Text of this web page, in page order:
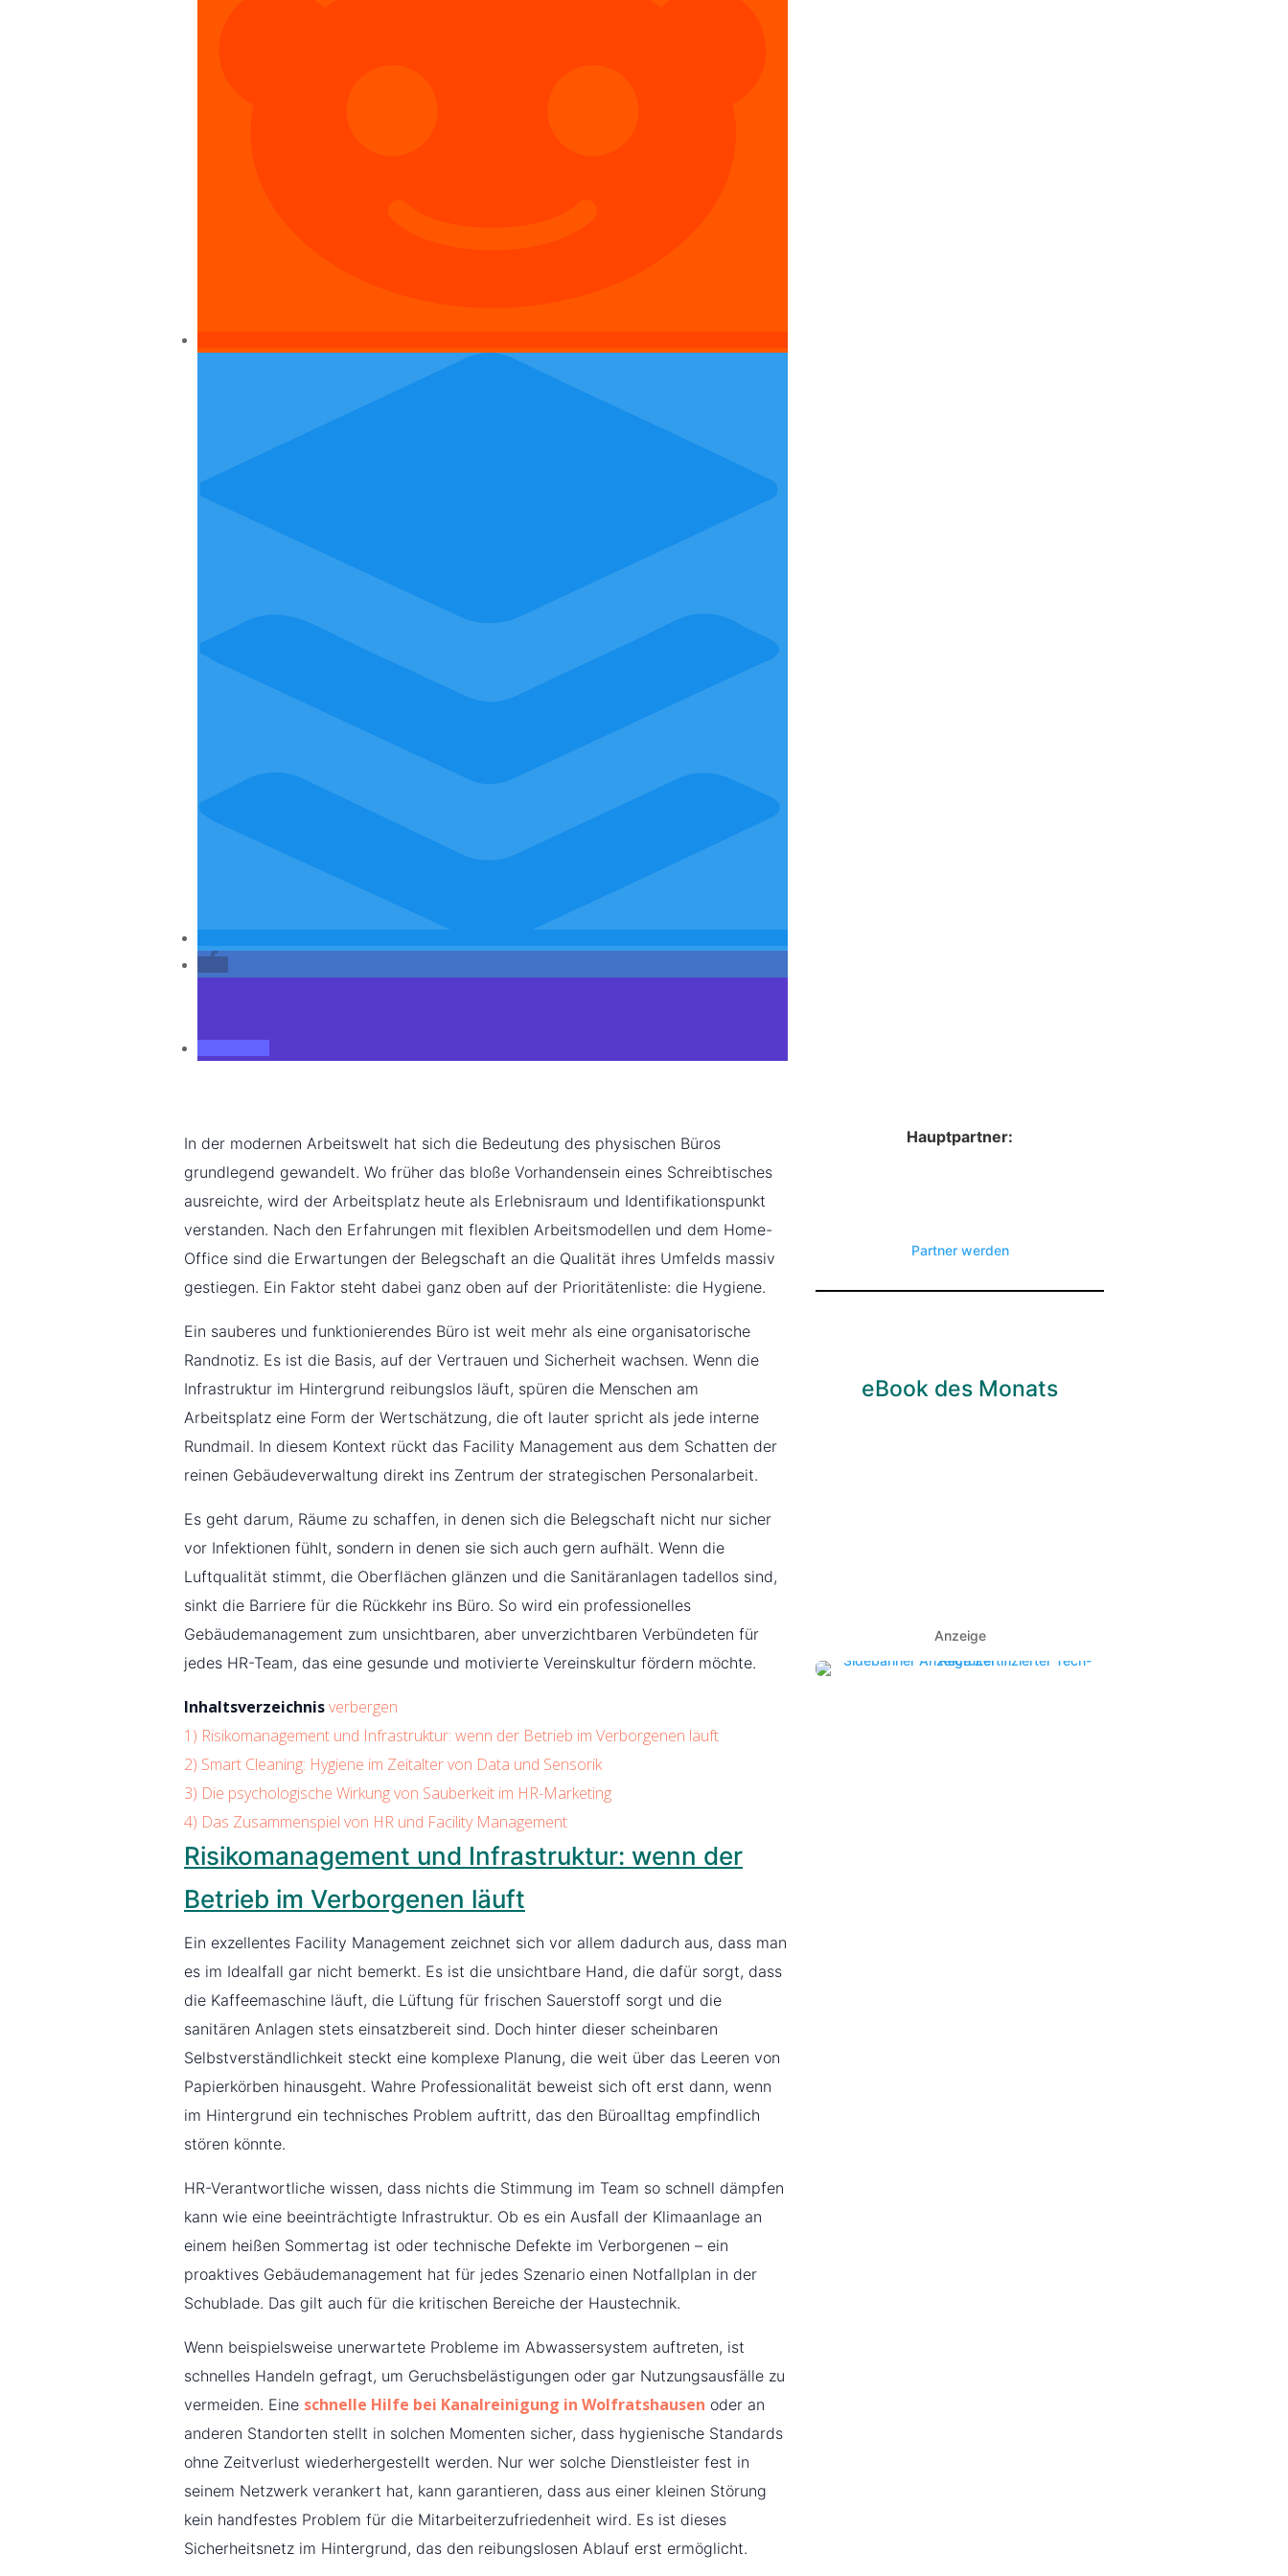
In der modernen Arbeitswelt hat sich die Bedeutung des physischen Büros
grundlegend gewandelt. Wo früher das bloße Vorhandensein eines Schreibtisches
ausreichte, wird der Arbeitsplatz heute als Erlebnisraum und Identifikationspunkt
verstanden. Nach den Erfahrungen mit flexiblen Arbeitsmodellen und dem Home-
Office sind die Erwartungen der Belegschaft an die Qualität ihres Umfelds massiv
gestiegen. Ein Faktor steht dabei ganz oben auf der Prioritätenliste: die Hygiene.
Ein sauberes und funktionierendes Büro ist weit mehr als eine organisatorische
Randnotiz. Es ist die Basis, auf der Vertrauen und Sicherheit wachsen. Wenn die
Infrastruktur im Hintergrund reibungslos läuft, spüren die Menschen am
Arbeitsplatz eine Form der Wertschätzung, die oft lauter spricht als jede interne
Rundmail. In diesem Kontext rückt das Facility Management aus dem Schatten der
reinen Gebäudeverwaltung direkt ins Zentrum der strategischen Personalarbeit.
Es geht darum, Räume zu schaffen, in denen sich die Belegschaft nicht nur sicher
vor Infektionen fühlt, sondern in denen sie sich auch gern aufhält. Wenn die
Luftqualität stimmt, die Oberflächen glänzen und die Sanitäranlagen tadellos sind,
sinkt die Barriere für die Rückkehr ins Büro. So wird ein professionelles
Gebäudemanagement zum unsichtbaren, aber unverzichtbaren Verbündeten für
jedes HR-Team, das eine gesunde und motivierte Vereinskultur fördern möchte.
Inhaltsverzeichnisverbergen
1) Risikomanagement und Infrastruktur: wenn der Betrieb im Verborgenen läuft
2) Smart Cleaning: Hygiene im Zeitalter von Data und Sensorik
3) Die psychologische Wirkung von Sauberkeit im HR-Marketing
4) Das Zusammenspiel von HR und Facility Management
Risikomanagement und Infrastruktur: wenn der
Betrieb im Verborgenen läuft
Ein exzellentes Facility Management zeichnet sich vor allem dadurch aus, dass man
es im Idealfall gar nicht bemerkt. Es ist die unsichtbare Hand, die dafür sorgt, dass
die Kaffeemaschine läuft, die Lüftung für frischen Sauerstoff sorgt und die
sanitären Anlagen stets einsatzbereit sind. Doch hinter dieser scheinbaren
Selbstverständlichkeit steckt eine komplexe Planung, die weit über das Leeren von
Papierkörben hinausgeht. Wahre Professionalität beweist sich oft erst dann, wenn
im Hintergrund ein technisches Problem auftritt, das den Büroalltag empfindlich
stören könnte.
HR-Verantwortliche wissen, dass nichts die Stimmung im Team so schnell dämpfen
kann wie eine beeinträchtigte Infrastruktur. Ob es ein Ausfall der Klimaanlage an
einem heißen Sommertag ist oder technische Defekte im Verborgenen – ein
proaktives Gebäudemanagement hat für jedes Szenario einen Notfallplan in der
Schublade. Das gilt auch für die kritischen Bereiche der Haustechnik.
Wenn beispielsweise unerwartete Probleme im Abwassersystem auftreten, ist
schnelles Handeln gefragt, um Geruchsbelästigungen oder gar Nutzungsausfälle zu
vermeiden. Eine schnelle Hilfe bei Kanalreinigung in Wolfratshausen oder an
anderen Standorten stellt in solchen Momenten sicher, dass hygienische Standards
ohne Zeitverlust wiederhergestellt werden. Nur wer solche Dienstleister fest in
seinem Netzwerk verankert hat, kann garantieren, dass aus einer kleinen Störung
kein handfestes Problem für die Mitarbeiterzufriedenheit wird. Es ist dieses
Sicherheitsnetz im Hintergrund, das den reibungslosen Ablauf erst ermöglicht.
Hauptpartner:
Partner werden
eBook des Monats
Anzeige